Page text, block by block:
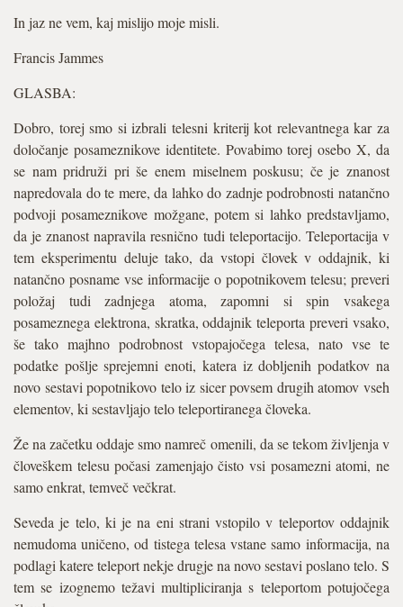
In jaz ne vem, kaj mislijo moje misli.
Francis Jammes
GLASBA:
Dobro, torej smo si izbrali telesni kriterij kot relevantnega kar za
določanje posameznikove identitete. Povabimo torej osebo X, da
se nam pridruži pri še enem miselnem poskusu; če je znanost
napredovala do te mere, da lahko do zadnje podrobnosti natančno
podvoji posameznikove možgane, potem si lahko predstavljamo,
da je znanost napravila resnično tudi teleportacijo. Teleportacija v
tem eksperimentu deluje tako, da vstopi človek v oddajnik, ki
natančno posname vse informacije o popotnikovem telesu; preveri
položaj tudi zadnjega atoma, zapomni si spin vsakega
posameznega elektrona, skratka, oddajnik teleporta preveri vsako,
še tako majhno podrobnost vstopajočega telesa, nato vse te
podatke pošlje sprejemni enoti, katera iz dobljenih podatkov na
novo sestavi popotnikovo telo iz sicer povsem drugih atomov vseh
elementov, ki sestavljajo telo teleportiranega človeka.
Že na začetku oddaje smo namreč omenili, da se tekom življenja v
človeškem telesu počasi zamenjajo čisto vsi posamezni atomi, ne
samo enkrat, temveč večkrat.
Seveda je telo, ki je na eni strani vstopilo v teleportov oddajnik
nemudoma uničeno, od tistega telesa vstane samo informacija, na
podlagi katere teleport nekje drugje na novo sestavi poslano telo. S
tem se izognemo težavi multipliciranja s teleportom potujočega